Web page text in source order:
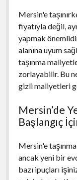
Mersin'e
fiyatıyla değil,
yapmak
alanına uyum
taşınma
zorlayabilir. Bu
gizli maliyetleri
Mersin’de
Başlangıç
Mersin'e
ancak yeni bir
bazı ipuçları